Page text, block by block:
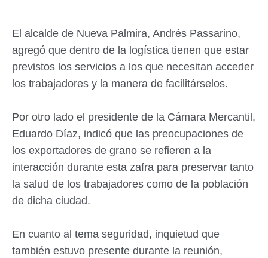
El alcalde de Nueva Palmira, Andrés Passarino,
agregó que dentro de la logística tienen que estar
previstos los servicios a los que necesitan acceder
los trabajadores y la manera de facilitárselos.
Por otro lado el presidente de la Cámara Mercantil,
Eduardo Díaz, indicó que las preocupaciones de
los exportadores de grano se refieren a la
interacción durante esta zafra para preservar tanto
la salud de los trabajadores como de la población
de dicha ciudad.
En cuanto al tema seguridad, inquietud que
también estuvo presente durante la reunión,